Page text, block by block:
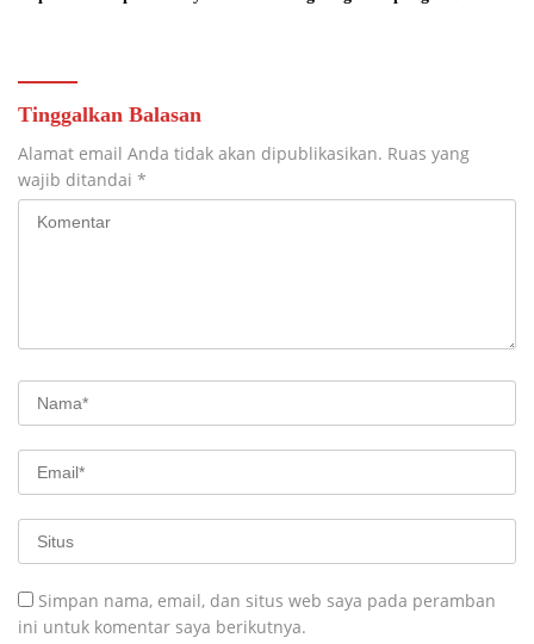
Tinggalkan Balasan
Alamat email Anda tidak akan dipublikasikan. Ruas yang
wajib ditandai *
Simpan nama, email, dan situs web saya pada peramban
ini untuk komentar saya berikutnya.